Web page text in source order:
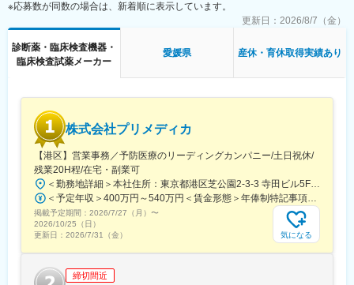
変更の範囲：会社の定める業務
の対応が必要な場合のみ、出勤します。
また呼び出し手当、待機手当、時間外出勤手当などはしっかり完
こちらはスキルを備えられたことが確認できたのちに入ることに
なりますので、新人の内から対応を求められることはありませ
不明な点は本部アプリケーションエンジニアなどがいるため、最
初は専門的な知識はそこまで持っていなくても大丈夫です。
■研修制度：
各営業所の先輩社員とOJT形式で半年～1年程度かけて育成を行い
ます。過去にも未経験の方も多く入社していますのでご安心くだ
さい。
■長期的な就業可能：
自己都合の退職も3~5％と大手日系メーカーと同様に非常に長く
※応募数が同数の場合は、新着順に表示しています。
更新日： 2026/8/7（金）
診断薬・臨床検査機器・
臨床検査試薬メーカー
愛媛県 産休・育休取得実績あり
株式会社プリメディカ
【港区】営業事務／予防医療のリーディングカンパニー/土日祝休/
残業20H程/在宅・副業可
＜勤務地詳細＞本社住所：東京都港区芝公園2-3-3 寺田ビル5F勤務地最寄駅：都営大江戸線／大門駅受動喫煙対策：屋内全面禁煙変更の範囲：会社の定める事業所（リモートワーク含む）
＜予定年収＞400万円～540万円＜賃金形態＞年俸制特記事項なし＜賃金内訳＞年額（基本給）：3,210,000円～4,653,360円固定残業手当/月：65,462円～112,220円（固定残業時間30時間0分/月）超過した時間外労働の残業手当は追加支給＜月額＞332,962円～500,000円（12分割）（一律手当を含む）＜昇給有無＞有＜残業手当＞有賃金はあくまでも目安の金額であり、選考を通じて上下する可能性があります。月給(月額)は固定手当を含めた表記です。
掲載予定期間： 2026/7/27（月） 〜
2026/10/25（日）
更新日： 2026/7/31（金） 気になる
締切間近